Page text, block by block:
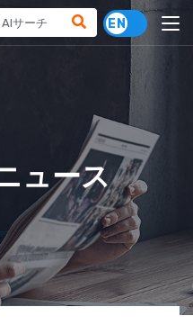
ュース